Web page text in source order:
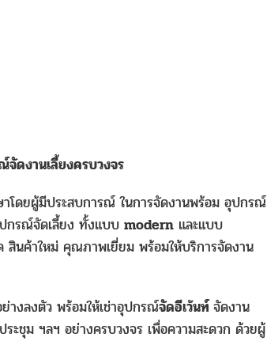
จัดงานเลี้ยงครบวงจร
าโดยผู้มีประสบการณ์ ในการจัดงานพร้อม อุปกรณ์
กรณ์จัดเลี้ยง ทั้งแบบ modern และแบบ
สินค้าใหม่ คุณภาพเยี่ยม พร้อมให้บริการจัดงาน
างลงตัว พร้อมให้เช่าอุปกรณ์จัดอีเว้นท์จัดงาน
ชุม ฯลฯ อย่างครบวงจร เพื่อความสะดวก ด้วยผู้